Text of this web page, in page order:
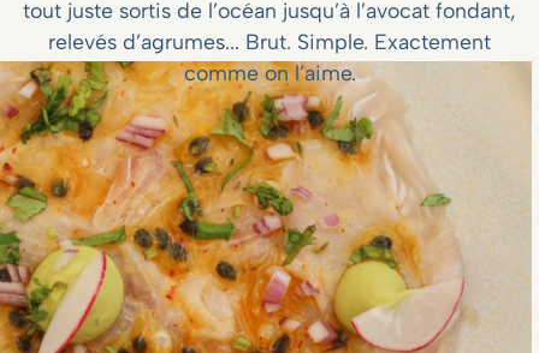
tout juste sortis de l’océan jusqu’à l’avocat fondant,
relevés d’agrumes... Brut. Simple. Exactement
comme on l’aime.